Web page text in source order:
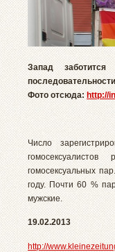
Запад
Фото отсюда: http://
Число
гомосексуальных
году. Почти 60 %
мужские.
19.02.2013
http://